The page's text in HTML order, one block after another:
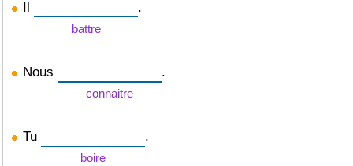
Il
battre
.
Nous
connaitre
.
Tu
boire
.